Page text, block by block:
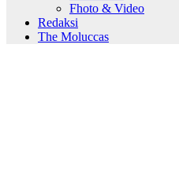
Fhoto & Video
Redaksi
The Moluccas